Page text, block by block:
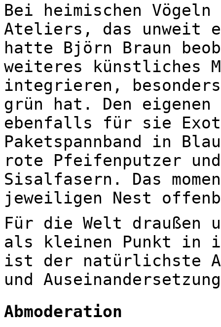
Bei heimischen Vögeln
Ateliers, das unweit
hatte Björn Braun
weiteres künstliches
integrieren,
grün hat. Den
ebenfalls für sie
Paketspannband in
rote Pfeifenputzer
Sisalfasern. Das
jeweiligen Nest
Für die Welt draußen
als kleinen Punkt in
ist der natürlichste
und
Abmoderation